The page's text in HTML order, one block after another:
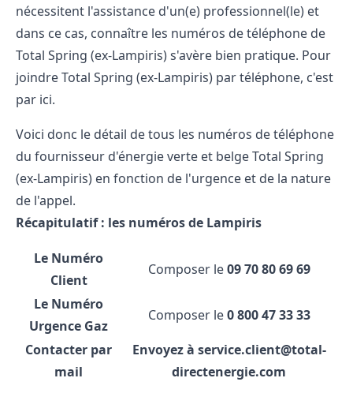
nécessitent l'assistance d'un(e) professionnel(le) et
dans ce cas, connaître les numéros de téléphone de
Total Spring (ex-Lampiris) s'avère bien pratique. Pour
joindre Total Spring (ex-Lampiris) par téléphone, c'est
par ici.
Voici donc le détail de tous les numéros de téléphone
du fournisseur d'énergie verte et belge Total Spring
(ex-Lampiris) en fonction de l'urgence et de la nature
de l'appel.
Récapitulatif : les numéros de Lampiris
Le Numéro
Client
Composer le09 70 80 69 69
Le Numéro
Urgence Gaz
Composer le0 800 47 33 33
Contacter par
mail
Envoyez à service.client@total-
directenergie.com